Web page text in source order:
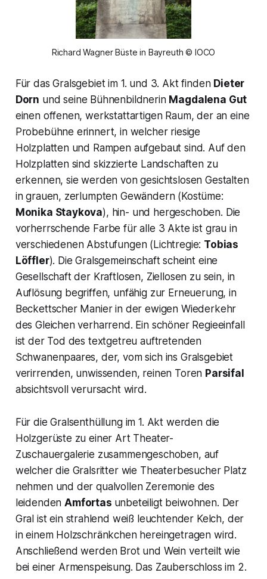
Richard Wagner Büste in Bayreuth © IOCO
Für das Gralsgebiet im 1. und 3. Akt finden Dieter
Dorn und seine Bühnenbildnerin Magdalena Gut
einen offenen, werkstattartigen Raum, der an eine
Probebühne erinnert, in welcher riesige
Holzplatten und Rampen aufgebaut sind. Auf den
Holzplatten sind skizzierte Landschaften zu
erkennen, sie werden von gesichtslosen Gestalten
in grauen, zerlumpten Gewändern (Kostüme:
Monika Staykova), hin- und hergeschoben. Die
vorherrschende Farbe für alle 3 Akte ist grau in
verschiedenen Abstufungen (Lichtregie: Tobias
Löffler). Die Gralsgemeinschaft scheint eine
Gesellschaft der Kraftlosen, Ziellosen zu sein, in
Auflösung begriffen, unfähig zur Erneuerung, in
Beckettscher Manier in der ewigen Wiederkehr
des Gleichen verharrend. Ein schöner Regieeinfall
ist der Tod des textgetreu auftretenden
Schwanenpaares, der, vom sich ins Gralsgebiet
verirrenden, unwissenden, reinen Toren Parsifal
absichtsvoll verursacht wird.
Für dieGralsenthüllungim 1. Akt werden die
Holzgerüste zu einer Art Theater-
Zuschauergalerie zusammengeschoben, auf
welcher die Gralsritter wie Theaterbesucher Platz
nehmen und der qualvollen Zeremonie des
leidendenAmfortas unbeteiligt beiwohnen. Der
Gral ist ein strahlend weiß leuchtender Kelch, der
in einem Holzschränkchen hereingetragen wird.
Anschließend werden Brot und Wein verteilt wie
bei einer Armenspeisung. Das Zauberschloss im 2.